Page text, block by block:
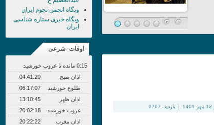
بازدید: 2797
وبگاه انجمن نجوم ایران
وبگاه خبری ستاره شناسی
ایران
اوقات شرعی
0:15 مانده تا غروب خورشید
اذان صبح
04:41:20
طلوع خورشید
06:17:07
اذان ظهر
13:10:45
غروب خورشید
20:02:18
اذان مغرب
20:22:22